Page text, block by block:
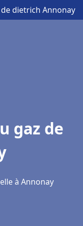
dietrich Annonay
gaz de
à Annonay